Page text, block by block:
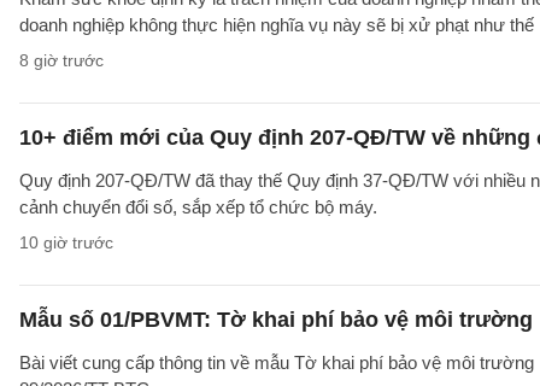
doanh nghiệp không thực hiện nghĩa vụ này sẽ bị xử phạt như thế
8 giờ trước
10+ điểm mới của Quy định 207-QĐ/TW về
Quy định 207-QĐ/TW đã thay thế Quy định 37-QĐ/TW với
cảnh chuyển đổi số, sắp xếp tổ chức bộ máy.
10 giờ trước
Mẫu số 01/PBVMT: Tờ khai phí bảo vệ môi trường
Bài viết cung cấp thông tin về mẫu Tờ khai phí bảo vệ môi